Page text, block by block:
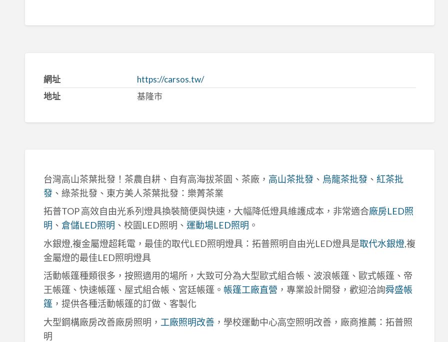
網址
https://carsos.tw/
地址
基隆市
台灣高山茶葉批發！茶農自耕、自有高海拔茶園、茶廠， 高山茶批發、 烏龍茶批發、 紅茶批
發、綠茶批發、東方美人茶葉批發：樂菁茶業
拓普TOP 高效自由光系列燈具換裝簡便與快速，大幅降低燈具維護成本，非常適合廠房LED照
明 、 倉儲LED照明 、校園LED照明、 運動場LED照明 。
水銀燈,複金屬燈超耗電，最佳的取代LED照明燈具：拓普照明自由光LED燈具是取代水銀燈,複
金屬燈的最佳LED照明燈具
活動帳篷種類很多，按照適用的場所，大致可分為大型歐式組合帳、波浪帳篷、歐式帳篷、帝
王帳篷、快速帳篷、屋式組合帳、宮廷帳篷。 帳篷工廠直營 ，專業設計開發，歡迎洽詢舜盛帳
篷，提供各種活動帳篷的訂做、客製化
大型鋼構廠房改善廠房照明， 工廠照明改善，學校運動中心高空照明改善，廠商推薦：拓普照
明